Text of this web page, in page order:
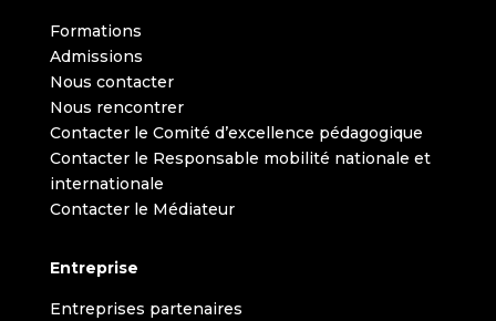
Formations
Admissions
Nous contacter
Nous rencontrer
Contacter le Comité d’excellence pédagogique
Contacter le Responsable mobilité nationale et
internationale
Contacter le Médiateur
Entreprise
Entreprises partenaires